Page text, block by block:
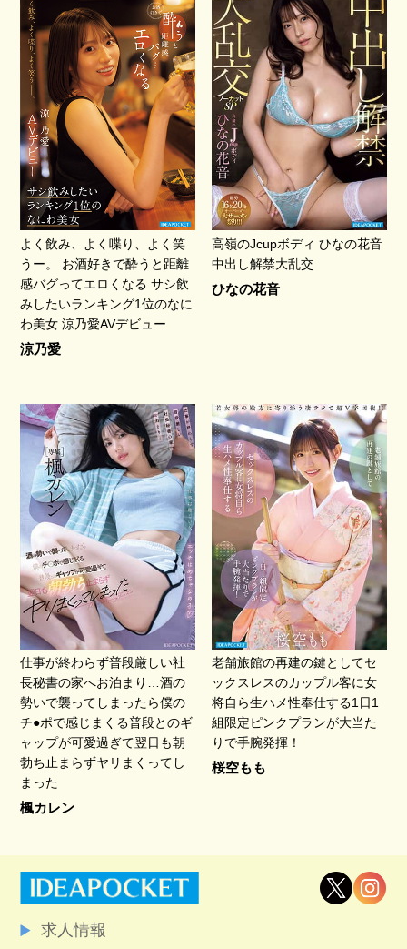
よく飲み、よく喋り、よく笑
うー。 お酒好きで酔うと距離
感バグってエロくなる サシ飲
みしたいランキング1位のなに
わ美女 涼乃愛AVデビュー
涼乃愛
高嶺のJcupボディ ひなの花音
中出し解禁大乱交
ひなの花音
仕事が終わらず普段厳しい社
長秘書の家へお泊まり…酒の
勢いで襲ってしまったら僕の
チ●ポで感じまくる普段とのギ
ャップが可愛過ぎて翌日も朝
勃ち止まらずヤリまくってし
まった
楓カレン
老舗旅館の再建の鍵としてセ
ックスレスのカップル客に女
将自ら生ハメ性奉仕する1日1
組限定ピンクプランが大当た
りで手腕発揮！
桜空もも
求人情報